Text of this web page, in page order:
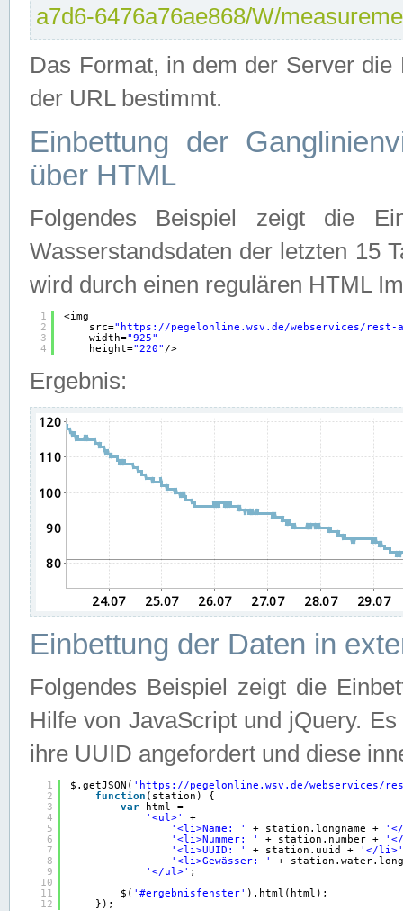
a7d6-6476a76ae868/W/
Das Format, in dem der Server
der URL bestimmt.
Einbettung der
über HTML
Folgendes Beispiel zeigt die
Wasserstandsdaten der letzten 15
wird durch einen regulären HTML
1
2
3
4
<img
src=" https://pegelonline.wsv.de/webservices/rest-
width="925"
height="220" />
Ergebnis:
Einbettung der Daten in
Folgendes Beispiel zeigt die
Hilfe von JavaScript und jQuery.
ihre UUID angefordert und diese
1
2
3
4
5
6
7
8
9
10
11
12
$.getJSON( ' https://pegelonline.wsv.de/webservices/
function (station) {
var
html =
'<ul>'
+
'<li>Name: '
+ station.longname +
'<li>Nummer: '
+ station.number +
'<li>UUID: '
+ station.uuid +
'</li>'
'<li>Gewässer: '
+
'</ul>' ;
$( '#ergebnisfenster' ).html(html);
});